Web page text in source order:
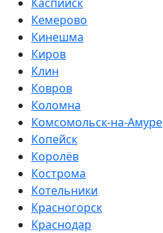
Кемерово
Кинешма
Киров
Клин
Ковров
Коломна
Комсомольск-на-Амуре
Копейск
Королёв
Кострома
Котельники
Красногорск
Краснодар